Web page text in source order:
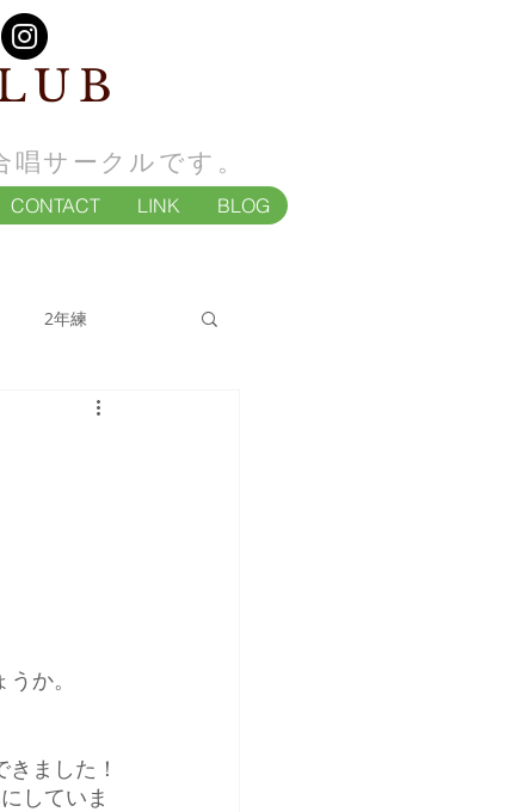
サークルです。
CONTACT LINK BLOG
2年練
か。
ました！
していま